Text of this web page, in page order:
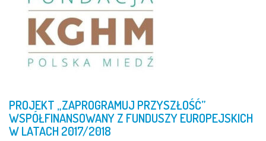
PROJEKT „ZAPROGRAMUJ PRZYSZŁOŚĆ”
WSPÓŁFINANSOWANYZ FUNDUSZYEUROPEJSKICH
WLATACH2017/2018